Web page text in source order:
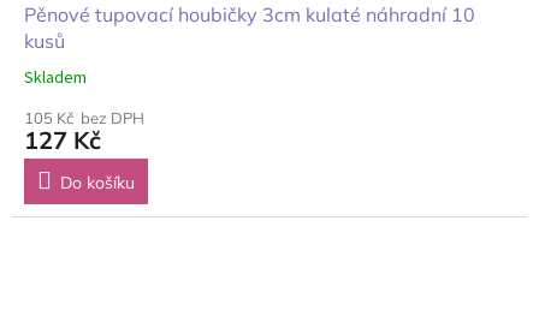
Pěnové tupovací houbičky 3cm kulaté náhradní 10
kusů
Skladem
105 Kč bez DPH
127 Kč
Do košíku